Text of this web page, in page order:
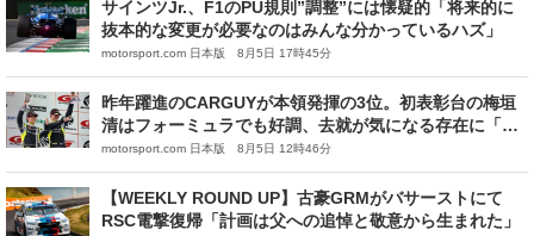
サインツJr.、F1のPU規則”調整”には懐疑的「将来的に
抜本的な変更が必要なのはみんな分かっているハズ」
motorsport.com 日本版 8月5日 17時45分
昨年躍進のCARGUYが本領発揮の3位。初表彰台の梅垣
清はフォーミュラでも好調、去就が気になる存在に「世
界で活躍したい」｜スーパーGT第4戦
motorsport.com 日本版 8月5日 12時46分
【WEEKLY ROUND UP】古豪GRMがバサーストにて
RSC電撃復帰「計画は父への追悼と敬意から生まれた」